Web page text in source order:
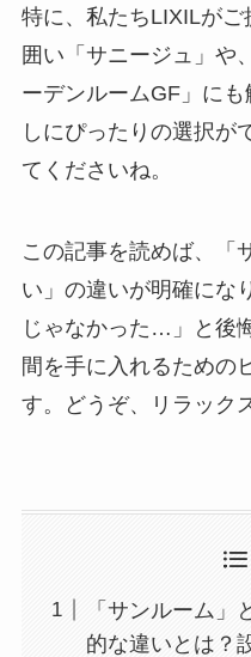
特に、私たちLIXILが
囲い「サニージュ」や
ーデンルームGF」に
しにぴったりの選択が
てくださいね。
この記事を読めば、「
い」の違いが明確にな
じゃなかった…」と後
間を手に入れるための
す。どうぞ、リラック
「サンルーム」
的な違いとは？